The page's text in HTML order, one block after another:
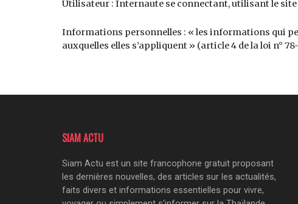
Utilisateur : Internaute se connectant, utilisant le
Informations personnelles : « les informations qui
auxquelles elles s’appliquent » (article 4 de la loi n°
SIAM ACTU
Siam Actu est un site francophone gratuit proposant
les dernières nouvelles, des articles sur les actualités,
faits divers et informations essentielles pour vivre,